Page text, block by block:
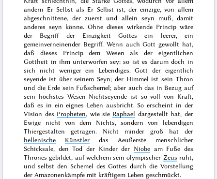
andern Er Selbst als Er Selbst ist, der einzige, von allem
abgeschnittene, der zuerst und allein seyn muß, damit
anderes seyn könne. Ohne dieses wirkende Princip wäre
der Begriff der Einzigkeit Gottes ein leerer, ein
gemeinverneinender Begriff. Wenn auch Gott gewollt hat,
daß dieses Princip dem Wesen als der eigentlichen
Gottheit in ihm unterworfen sey: so ist es darum doch in
sich nicht weniger ein Lebendiges. Gott der eigentlich
seyende ist über seinem Seyn; der Himmel ist sein Thron
und die Erde sein Fußschemel; aber auchdas in Bezug auf
sein höchstes Wesen Nichtseyende ist so voll von Kraft,
daß es in ein eignes Leben ausbricht. So erscheint in der
Vision des Propheten, wie sie Raphael dargestellt hat, der
Ewige nicht von dem Nichts, sondern von lebendigen
Thiergestalten getragen. Nicht minder groß hat der
hellenische
Künstler das Aeußerste menschlicher
Schicksale, den Tod der Kinder der Niobeam Fuße des
Thrones gebildet, auf welchem sein olympischer Zeus ruht,
und selbst den Schemel des Gottes durch die Vorstellung
der Amazonenkämpfe mit kräftigem Leben geschmückt.